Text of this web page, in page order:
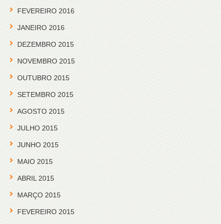
FEVEREIRO 2016
JANEIRO 2016
DEZEMBRO 2015
NOVEMBRO 2015
OUTUBRO 2015
SETEMBRO 2015
AGOSTO 2015
JULHO 2015
JUNHO 2015
MAIO 2015
ABRIL 2015
MARÇO 2015
FEVEREIRO 2015